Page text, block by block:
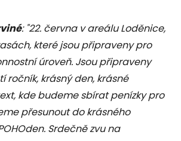
: "22. června v areálu Loděnice,
které jsou připraveny pro
úroveň. Jsou připraveny
ročník, krásný den, krásné
kde budeme sbírat penízky pro
přesunout do krásného
Srdečně zvu na